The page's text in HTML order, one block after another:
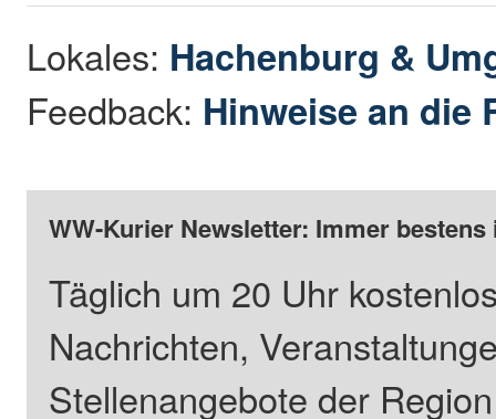
Lokales: Hachenburg &
Feedback: Hinweise an die
WW-Kurier Newsletter: Immer
Täglich um 20 Uhr
Nachrichten,
Stellenangebote der